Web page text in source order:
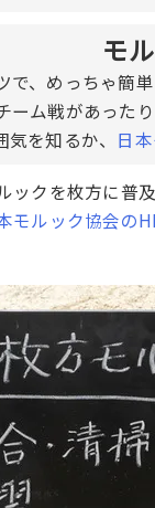
モ
で、めっちゃ簡
ーム戦があった
を知るか、 日
ックを枚方に普
モルック協会の